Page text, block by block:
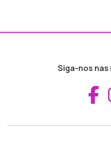
Siga-nos